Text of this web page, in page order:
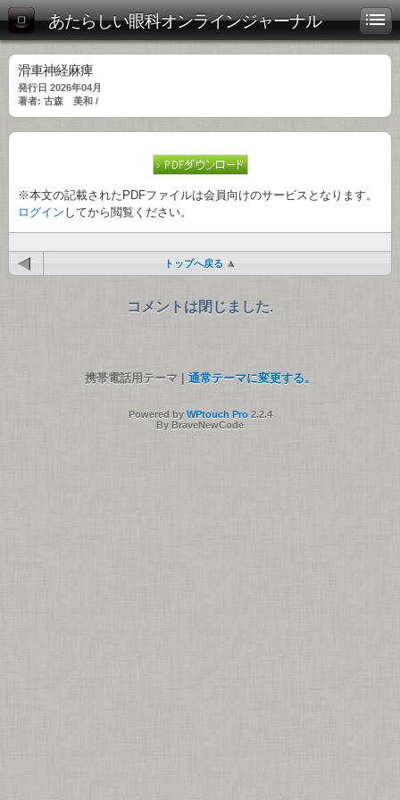
あたらしい眼科オンラインジャーナル
滑車神経麻痺
発行日 2026年04月
著者: 古森 美和 /
※本文の記載されたPDFファイルは会員向けのサービスとなります。
ログイン してから閲覧ください。
トップへ戻る
コメントは閉じました.
携帯電話用テーマ | 通常テーマに変更する。
Powered by WPtouch Pro2.2.4
By BraveNewCode